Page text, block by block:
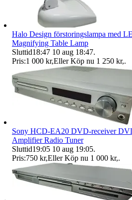
Halo Design förstoringslampa med
Magnifying Table Lamp
Sluttid18:47 10 aug 18:47.
Pris:1 000 kr,Eller Köp nu 1 250 kr,.
Sony HCD-EA20 DVD-receiver
Amplifier Radio Tuner
Sluttid19:05 10 aug 19:05.
Pris:750 kr,Eller Köp nu 1 000 kr,.